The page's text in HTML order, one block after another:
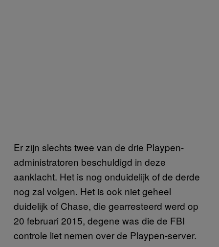
Er zijn slechts twee van de drie Playpen-
administratoren beschuldigd in deze
aanklacht. Het is nog onduidelijk of de derde
nog zal volgen. Het is ook niet geheel
duidelijk of Chase, die gearresteerd werd op
20 februari 2015, degene was die de FBI
controle liet nemen over de Playpen-server.